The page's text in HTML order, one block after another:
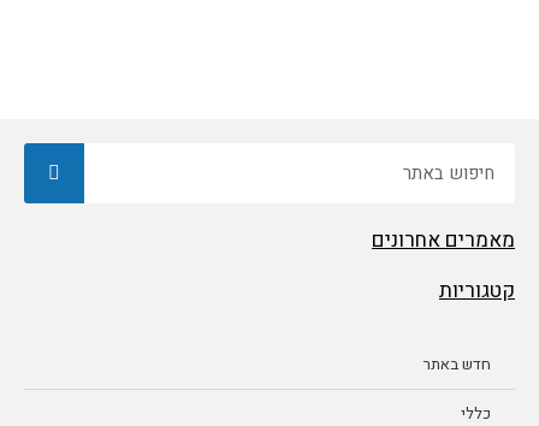
מאמרים אחרונים
קטגוריות
חדש באתר
כללי